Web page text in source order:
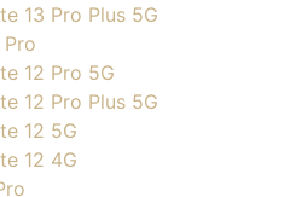
13 Pro Plus 5G
12 Pro 5G
12 Pro Plus 5G
12 5G
12 4G